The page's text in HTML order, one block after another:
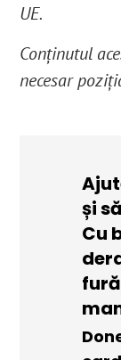
UE.
Conținutul
necesar
și
Cu